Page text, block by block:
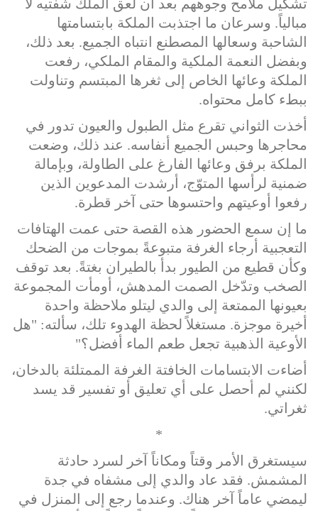
تشكيل ملامح وجوههم بعد أن لعق الملك شفتيه لا
مبالياً. وسرعان ما اجتذبت الملكة بابتسامتها
الشاحبة وسعالها المصطنع انتباه الجميع. بعد ذلك،
وبفضل النعمة الملكية والمقام الملكي، رفعت
الملكة وعائها الخاص إلى ثغرها المبتسم وتناولت
ببطء كامل محتواه.
أخذت الثواني تقرع مثل الطبول والعيون تدور في
محاجرها وحبس الجميع أنفاسه. عند ذلك، وضعت
الملكة برفق وعائها الفارغ على الطاولة، وبإمالة
ضمنية لرأسها المتوّج، أرشدت المدعوين الذين
رفعوا أوعيتهم واحتسوها حتى آخر قطرة.
ما إن سمع الحضور هذه القصة حتى عمت الهتافات
التعجبية أرجاء الغرفة متبوعةً بموجات من الضحك
وكأن قطيع من الطيور بدأ بالطيران بغتةً. بعد توقف
الصخب وتدّخل الصمت المدهش، أومأت المجموعة
بعيونها الممتعة إلى والدي ليتلو ملاحظة واحدة
أخيرة موجزة. مستغلاً لحظة الهدوء تلك، سألته: "هل
الأوعية الذهبية تجعل طعم الماء أفضل؟"
أضاءت الابتسامات الخافتة الغرفة الممتلئة بالدخان،
لكنني لم أحصل على أي تعليق أو تفسير قد يسد
ثغراتي.
*
سيستغرق الأمر وقتاً ومكاناً آخر لسرد حادثة
المشمش. فقد عاد والدي إلى مشفاه في جدة
ليمضي عاماً آخر هناك. وعندما رجع إلى المنزل في